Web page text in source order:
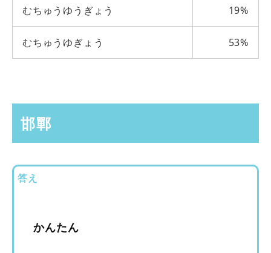
むちゅうゆうぎょう 19%
むちゅうゆぎょう 53%
邯鄲
答え
かんたん